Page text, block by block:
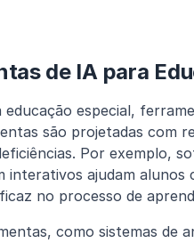
de IA para
educação especial,
são projetadas com
Por exemplo,
interativos ajudam alunos
no processo de
como sistemas de